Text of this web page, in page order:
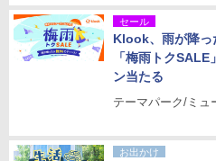
セール
Klook、雨が降っ
「梅雨トク
ン当たる
テーマパーク/ミュ
お出かけ